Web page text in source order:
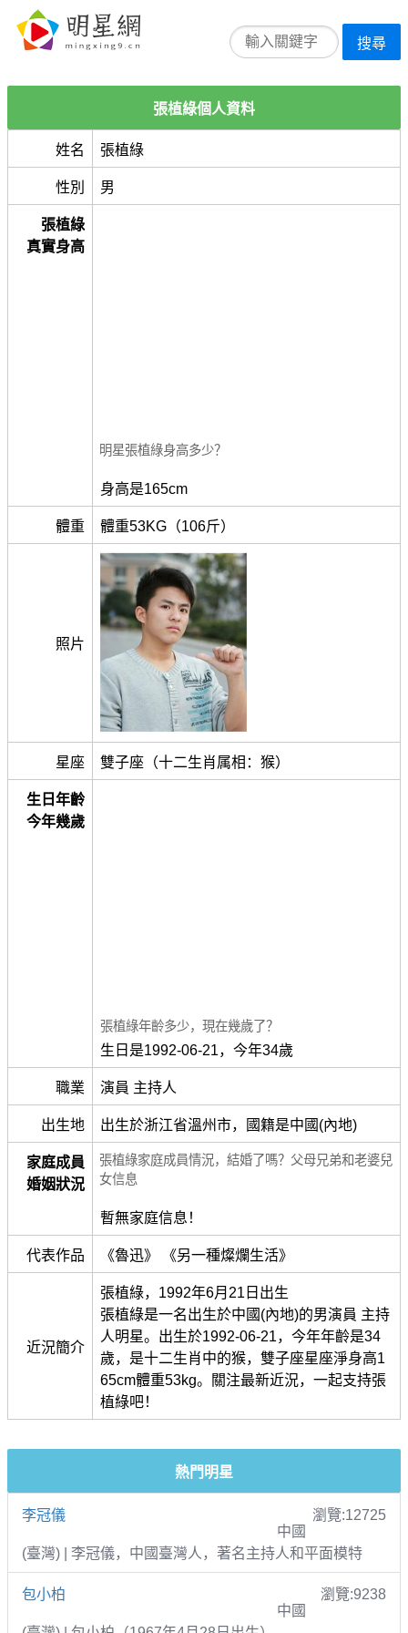
搜尋
張植綠個人資料
姓名 張植綠
性別 男
張植綠
真實身高
明星張植綠身高多少？
身高是165cm
體重 體重53KG（106斤）
照片
星座 雙子座（十二生肖属相：猴）
生日年齡
今年幾歲
張植綠年齡多少，現在幾歲了？
生日是1992-06-21，今年34歲
職業 演員 主持人
出生地 出生於浙江省溫州市，國籍是中國(內地)
家庭成員
婚姻狀況
張植綠家庭成員情況，結婚了嗎？父母兄弟和老婆兒
女信息
暫無家庭信息！
代表作品 《魯迅》 《另一種燦爛生活》
近況簡介
張植綠，1992年6月21日出生
張植綠是一名出生於中國(內地)的男演員 主持
人明星。出生於1992-06-21，今年年齡是34
歲，是十二生肖中的猴，雙子座星座淨身高1
65cm體重53kg。關注最新近況，一起支持張
植綠吧！
熱門明星
李冠儀
瀏覽:12725
中國
(臺灣) | 李冠儀，中國臺灣人，著名主持人和平面模特
包小柏
瀏覽:9238
中國